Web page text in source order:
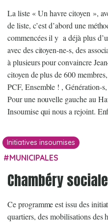
La liste « Un havre citoyen »,
de liste, c’est d’abord une
commencées il y a déjà plus
avec des citoyen-ne-s, des
à plusieurs pour convaincre
citoyen de plus de 600
PCF, Ensemble ! , Génération-
Pour une nouvelle gauche au
Insoumise qui nous a rejoint.
Initiatives insoumises
MUNICIPALES
Chambéry
Ce programme est issu des
quartiers, des mobilisations des